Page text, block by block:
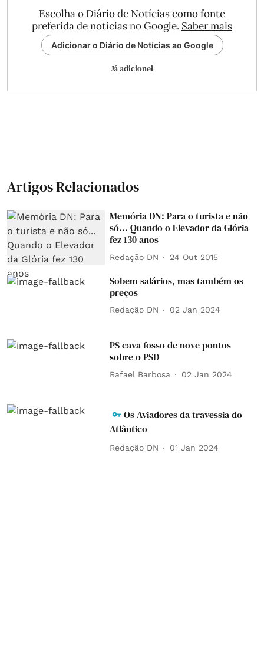
Escolha o Diário de Notícias como fonte
preferida de notícias no Google. Saber mais
Adicionar o Diário de Notícias ao Google
Já adicionei
Artigos Relacionados
Memória DN: Para o turista e não
só... Quando o Elevador da Glória
fez 130 anos
Redação DN 24 Out 2015
Sobem salários, mas também os
preços
Redação DN 02 Jan 2024
PS cava fosso de nove pontos
sobre o PSD
Rafael Barbosa 02 Jan 2024
Os Aviadores da travessia do
Atlântico
Redação DN 01 Jan 2024